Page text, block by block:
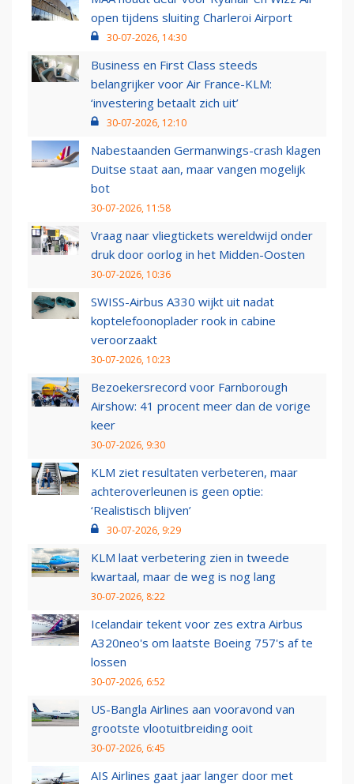
open tijdens sluiting Charleroi Airport
30-07-2026, 14:30
Business en First Class steeds
belangrijker voor Air France-KLM:
‘investering betaalt zich uit’
30-07-2026, 12:10
Nabestaanden Germanwings-crash klagen
Duitse staat aan, maar vangen mogelijk
bot
30-07-2026, 11:58
Vraag naar vliegtickets wereldwijd onder
druk door oorlog in het Midden-Oosten
30-07-2026, 10:36
SWISS-Airbus A330 wijkt uit nadat
koptelefoonoplader rook in cabine
veroorzaakt
30-07-2026, 10:23
Bezoekersrecord voor Farnborough
Airshow: 41 procent meer dan de vorige
keer
30-07-2026, 9:30
KLM ziet resultaten verbeteren, maar
achteroverleunen is geen optie:
‘Realistisch blijven’
30-07-2026, 9:29
KLM laat verbetering zien in tweede
kwartaal, maar de weg is nog lang
30-07-2026, 8:22
Icelandair tekent voor zes extra Airbus
A320neo's om laatste Boeing 757's af te
lossen
30-07-2026, 6:52
US-Bangla Airlines aan vooravond van
grootste vlootuitbreiding ooit
30-07-2026, 6:45
AIS Airlines gaat jaar langer door met